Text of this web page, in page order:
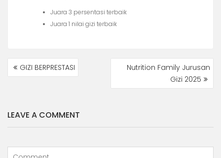
Juara 3 persentasi terbaik
Juara 1 nilai gizi terbaik
NAVIGASI
POSGIZI BERPRESTASI
Nutrition Family Jurusan
Gizi 2025
LEAVE A COMMENT